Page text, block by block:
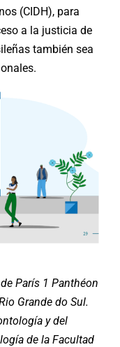
(CIDH), para
a la justicia de
también sea
París 1 Panthéon
Grande do Sul.
y del
de la Facultad